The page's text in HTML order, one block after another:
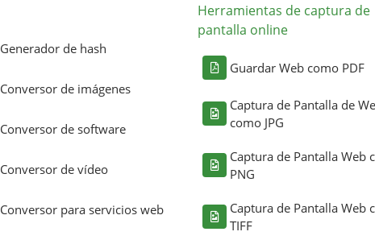
Generador de hash
Conversor de imágenes
Conversor de software
Conversor de vídeo
Conversor para servicios web
Herramientas de captura de
pantalla online
Guardar Web como PDF
Captura de Pantalla de
como JPG
Captura de Pantalla Web
PNG
Captura de Pantalla Web
TIFF